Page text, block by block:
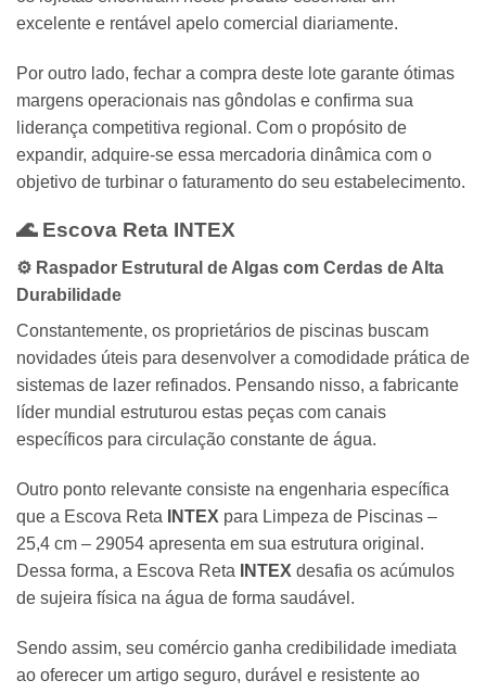
excelente e rentável apelo comercial diariamente.
Por outro lado, fechar a compra deste lote garante ótimas
margens operacionais nas gôndolas e confirma sua
liderança competitiva regional. Com o propósito de
expandir, adquire-se essa mercadoria dinâmica com o
objetivo de turbinar o faturamento do seu estabelecimento.
🌊 Escova Reta INTEX
⚙️ Raspador Estrutural de Algas com Cerdas de Alta
Durabilidade
Constantemente, os proprietários de piscinas buscam
novidades úteis para desenvolver a comodidade prática de
sistemas de lazer refinados. Pensando nisso, a fabricante
líder mundial estruturou estas peças com canais
específicos para circulação constante de água.
Outro ponto relevante consiste na engenharia específica
que a Escova Reta
INTEX para Limpeza de Piscinas –
25,4 cm – 29054 apresenta em sua estrutura original.
Dessa forma, a Escova Reta
INTEX desafia os acúmulos
de sujeira física na água de forma saudável.
Sendo assim, seu comércio ganha credibilidade imediata
ao oferecer um artigo seguro, durável e resistente ao